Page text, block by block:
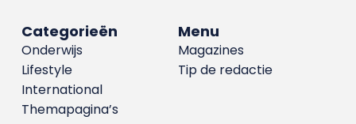
Menu
Magazines
Tip de redactie
Categorieën
Onderwijs
Lifestyle
International
Themapagina’s